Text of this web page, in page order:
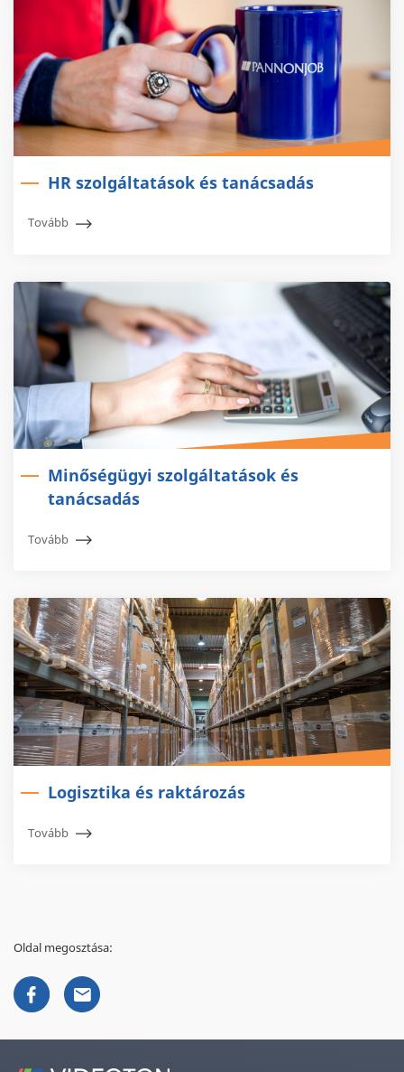
HR szolgáltatások és tanácsadás
Tovább
Minőségügyi szolgáltatások és
tanácsadás
Tovább
Logisztika és raktározás
Tovább
Oldal megosztása: